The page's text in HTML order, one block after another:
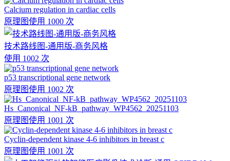
Calcium regulation in cardiac cells
原理图使用 1000 次
技术路线图-通用版-商务风格
使用 1002 次
p53 transcriptional gene network
原理图使用 1002 次
Hs_Canonical_NF-kB_pathway_WP4562_20251103
原理图使用 1001 次
Cyclin-dependent kinase 4-6 inhibitors in breast c
原理图使用 1001 次